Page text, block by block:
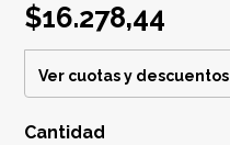
$16.278,44
Ver cuotas y descuentos
Cantidad